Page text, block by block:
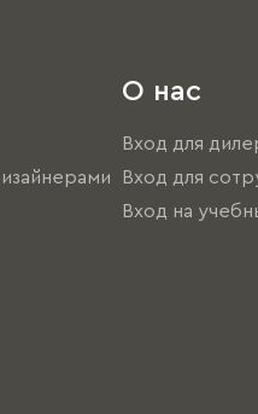
О нас
Вход для
Вход для
Вход на